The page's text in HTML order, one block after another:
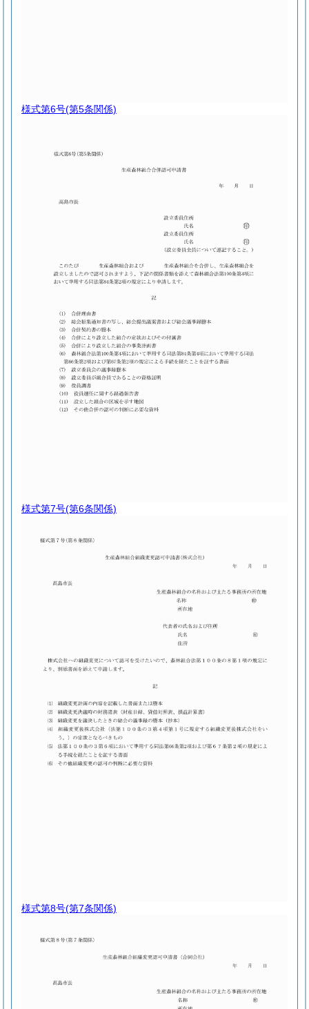
様式第6号(第5条関係)
様式第7号(第6条関係)
様式第8号(第7条関係)